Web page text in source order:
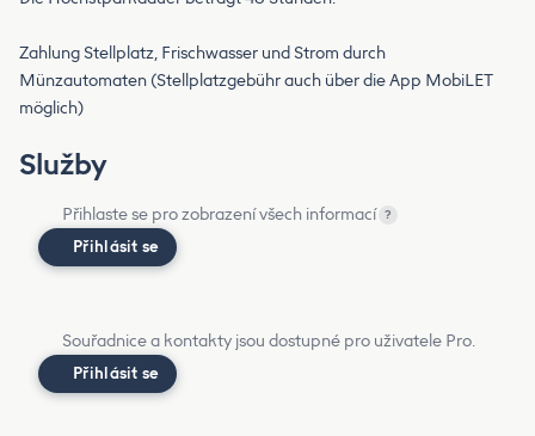
Zahlung Stellplatz, Frischwasser und Strom durch
Münzautomaten (Stellplatzgebühr auch über die App MobiLET
möglich)
Služby
Přihlaste se pro zobrazení všech informací ?
Přihlásit se
Souřadnice a kontakty jsou dostupné pro uživatele Pro.
Přihlásit se